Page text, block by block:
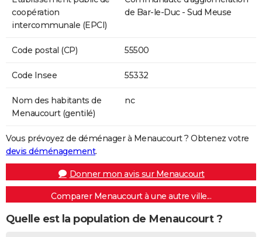
coopération
intercommunale (EPCI)
de Bar-le-Duc - Sud Meuse
Code postal (CP) 55500
Code Insee 55332
Nom des habitants de
Menaucourt (gentilé)
nc
Vous prévoyez de déménager à Menaucourt ? Obtenez votre
devis déménagement.
Donner mon avis sur Menaucourt
Comparer Menaucourt à une autre ville...
Quelle est la population de Menaucourt ?